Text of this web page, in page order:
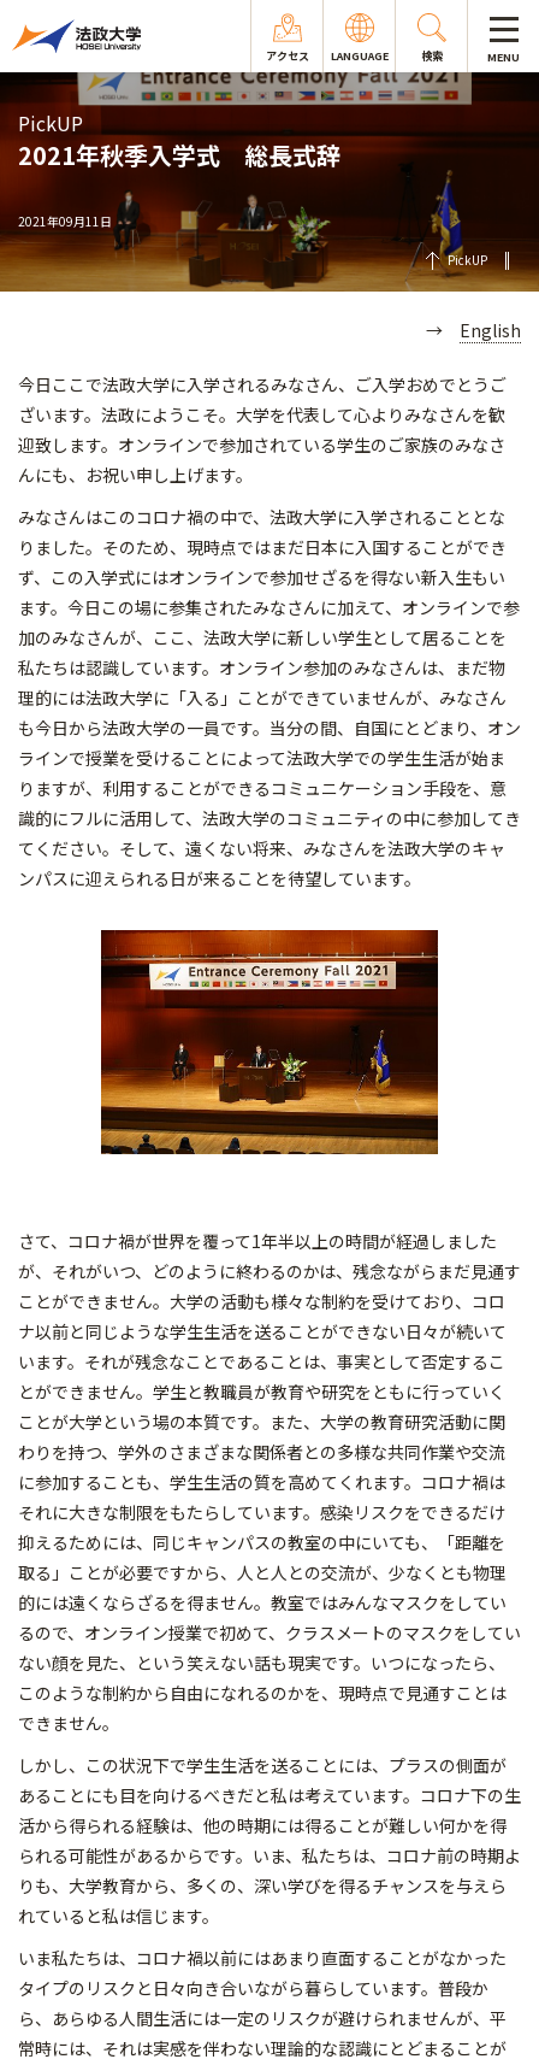
アクセス LANGUAGE 検索 MENU
PickUP
2021年秋季入学式 総長式辞
2021年09月11日
PickUP
→ English
今日ここで法政大学に入学されるみなさん、ご入学おめでとうご
ざいます。法政にようこそ。大学を代表して心よりみなさんを歓
迎致します。オンラインで参加されている学生のご家族のみなさ
んにも、お祝い申し上げます。
みなさんはこのコロナ禍の中で、法政大学に入学されることとな
りました。そのため、現時点ではまだ日本に入国することができ
ず、この入学式にはオンラインで参加せざるを得ない新入生もい
ます。今日この場に参集されたみなさんに加えて、オンラインで参
加のみなさんが、ここ、法政大学に新しい学生として居ることを
私たちは認識しています。オンライン参加のみなさんは、まだ物
理的には法政大学に「入る」ことができていませんが、みなさん
も今日から法政大学の一員です。当分の間、自国にとどまり、オン
ラインで授業を受けることによって法政大学での学生生活が始ま
りますが、利用することができるコミュニケーション手段を、意
識的にフルに活用して、法政大学のコミュニティの中に参加してき
てください。そして、遠くない将来、みなさんを法政大学のキャ
ンパスに迎えられる日が来ることを待望しています。
さて、コロナ禍が世界を覆って1年半以上の時間が経過しました
が、それがいつ、どのように終わるのかは、残念ながらまだ見通す
ことができません。大学の活動も様々な制約を受けており、コロ
ナ以前と同じような学生生活を送ることができない日々が続いて
います。それが残念なことであることは、事実として否定するこ
とができません。学生と教職員が教育や研究をともに行っていく
ことが大学という場の本質です。また、大学の教育研究活動に関
わりを持つ、学外のさまざまな関係者との多様な共同作業や交流
に参加することも、学生生活の質を高めてくれます。コロナ禍は
それに大きな制限をもたらしています。感染リスクをできるだけ
抑えるためには、同じキャンパスの教室の中にいても、「距離を
取る」ことが必要ですから、人と人との交流が、少なくとも物理
的には遠くならざるを得ません。教室ではみんなマスクをしてい
るので、オンライン授業で初めて、クラスメートのマスクをしてい
ない顔を見た、という笑えない話も現実です。いつになったら、
このような制約から自由になれるのかを、現時点で見通すことは
できません。
しかし、この状況下で学生生活を送ることには、プラスの側面が
あることにも目を向けるべきだと私は考えています。コロナ下の生
活から得られる経験は、他の時期には得ることが難しい何かを得
られる可能性があるからです。いま、私たちは、コロナ前の時期よ
りも、大学教育から、多くの、深い学びを得るチャンスを与えら
れていると私は信じます。
いま私たちは、コロナ禍以前にはあまり直面することがなかった
タイプのリスクと日々向き合いながら暮らしています。普段か
ら、あらゆる人間生活には一定のリスクが避けられませんが、平
常時には、それは実感を伴わない理論的な認識にとどまることが